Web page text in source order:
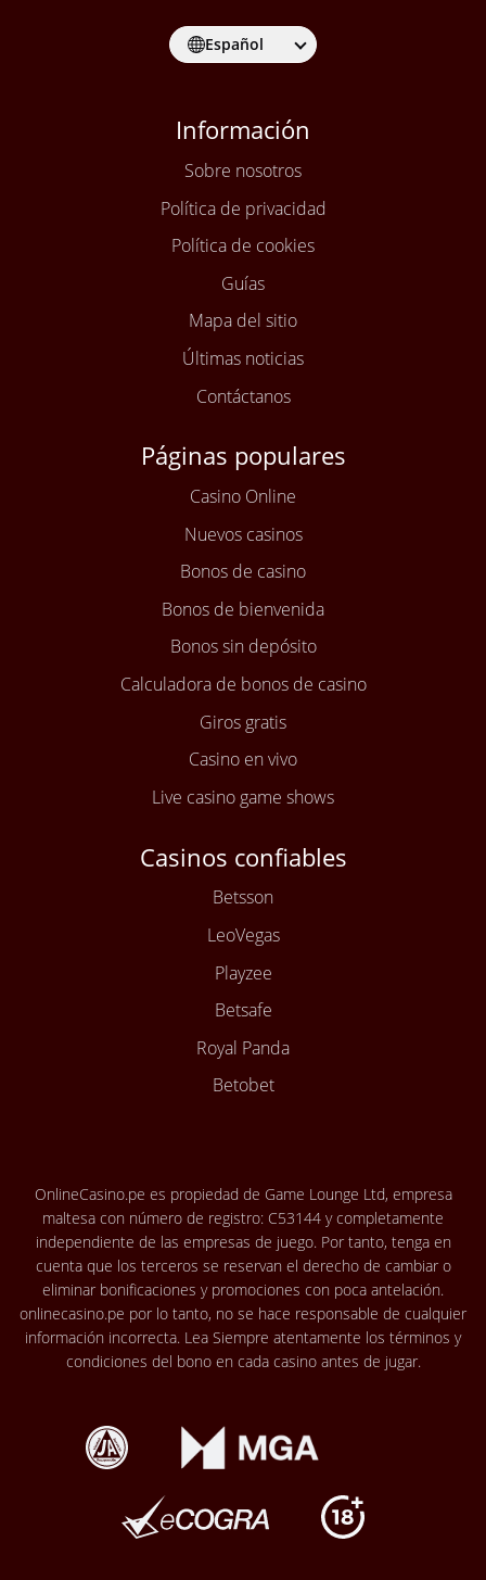
Español
Información
Sobre nosotros
Política de privacidad
Política de cookies
Guías
Mapa del sitio
Últimas noticias
Contáctanos
Páginas populares
Casino Online
Nuevos casinos
Bonos de casino
Bonos de bienvenida
Bonos sin depósito
Calculadora de bonos de casino
Giros gratis
Casino en vivo
Live casino game shows
Casinos confiables
Betsson
LeoVegas
Playzee
Betsafe
Royal Panda
Betobet
OnlineCasino.pe es propiedad de Game Lounge Ltd, empresa
maltesa con número de registro: C53144 y completamente
independiente de las empresas de juego. Por tanto, tenga en
cuenta que los terceros se reservan el derecho de cambiar o
eliminar bonificaciones y promociones con poca antelación.
onlinecasino.pe por lo tanto, no se hace responsable de cualquier
información incorrecta. Lea Siempre atentamente los términos y
condiciones del bono en cada casino antes de jugar.